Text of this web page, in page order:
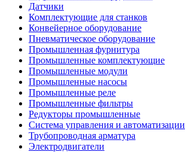
Датчики
Комплектующие для станков
Конвейерное оборудование
Пневматическое оборудование
Промышленная фурнитура
Промышленные комплектующие
Промышленные модули
Промышленные насосы
Промышленные реле
Промышленные фильтры
Редукторы промышленные
Система управления и автоматизации
Трубопроводная арматура
Электродвигатели